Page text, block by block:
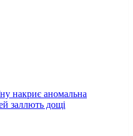
накриє аномальна
заллють дощі